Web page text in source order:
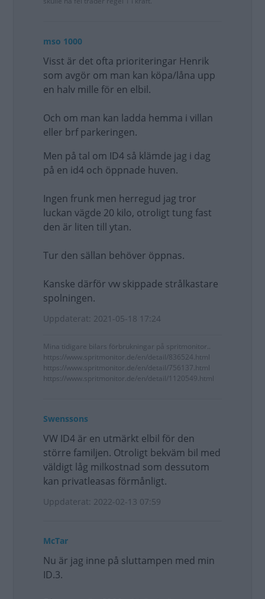
mso 1000
Visst är det ofta prioriteringar Henrik
som avgör om man kan köpa/låna upp
en halv mille för en elbil.
Och om man kan ladda hemma i villan
eller brf parkeringen.
Men på tal om ID4 så klämde jag i dag
på en id4 och öppnade huven.
Ingen frunk men herregud jag tror
luckan vägde 20 kilo, otroligt tung fast
den är liten till ytan.
Tur den sällan behöver öppnas.
Kanske därför vw skippade strålkastare
spolningen.
Uppdaterat: 2021-05-18 17:24
Mina tidigare bilars förbrukningar på spritmonitor..
https://www.spritmonitor.de/en/detail/836524.html
https://www.spritmonitor.de/en/detail/756137.html
https://www.spritmonitor.de/en/detail/1120549.html
Swenssons
VW ID4 är en utmärkt elbil för den
större familjen. Otroligt bekväm bil med
väldigt låg milkostnad som dessutom
kan privatleasas förmånligt.
Uppdaterat: 2022-02-13 07:59
McTar
Nu är jag inne på sluttampen med min
ID.3.